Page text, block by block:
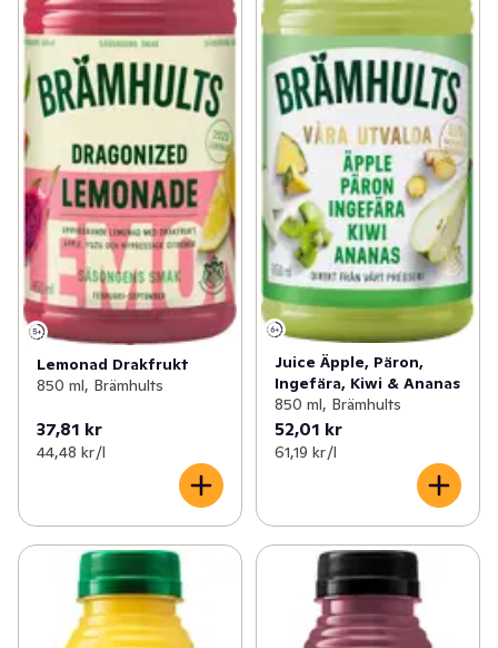
Lemonad Drakfrukt
850 ml, Brämhults
37,81 kr
44,48 kr /l
Juice Äpple, Päron,
Ingefära, Kiwi & Ananas
850 ml, Brämhults
52,01 kr
61,19 kr /l